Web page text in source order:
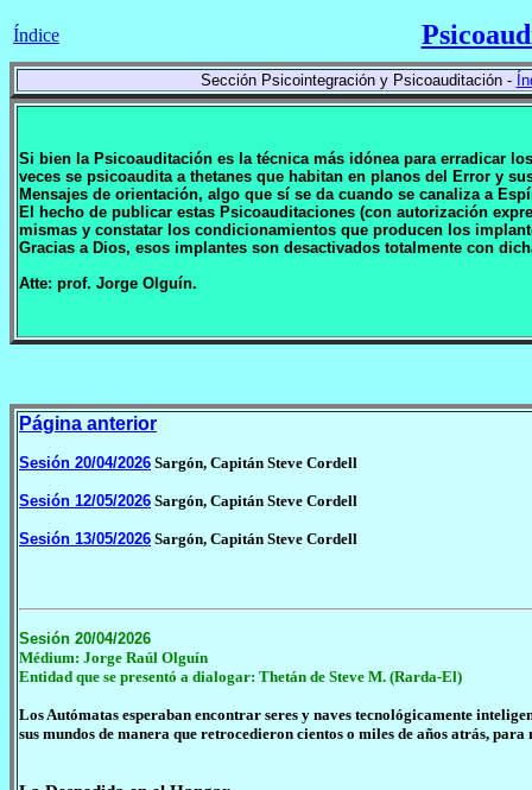
Índice
Sección Psicointegración y Psicoauditación -
Si bien la Psicoauditación es la técnica más idónea para erradicar
veces se psicoaudita a thetanes que habitan en planos del Error y
Mensajes de orientación, algo que sí se da cuando se canaliza a
El hecho de publicar estas Psicoauditaciones (con autorización
mismas y constatar los condicionamientos que producen los
Gracias a Dios, esos implantes son desactivados totalmente con
Atte: prof. Jorge Olguín.
Página anterior
Sesión 20/04/2026 Sargón, Capitán Steve Cordell
Sesión 12/05/2026 Sargón, Capitán Steve Cordell
Sesión 13/05/2026 Sargón, Capitán Steve Cordell
Sesión 20/04/2026
Médium: Jorge Raúl Olguín
Entidad que se presentó a dialogar: Thetán de Steve M. (Rarda-El)
Los Autómatas esperaban encontrar seres y naves tecnológicamente
sus mundos de manera que retrocedieron cientos o miles de años atrás, para